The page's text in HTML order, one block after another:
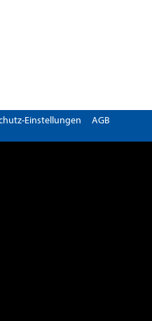
Einstellungen AGB